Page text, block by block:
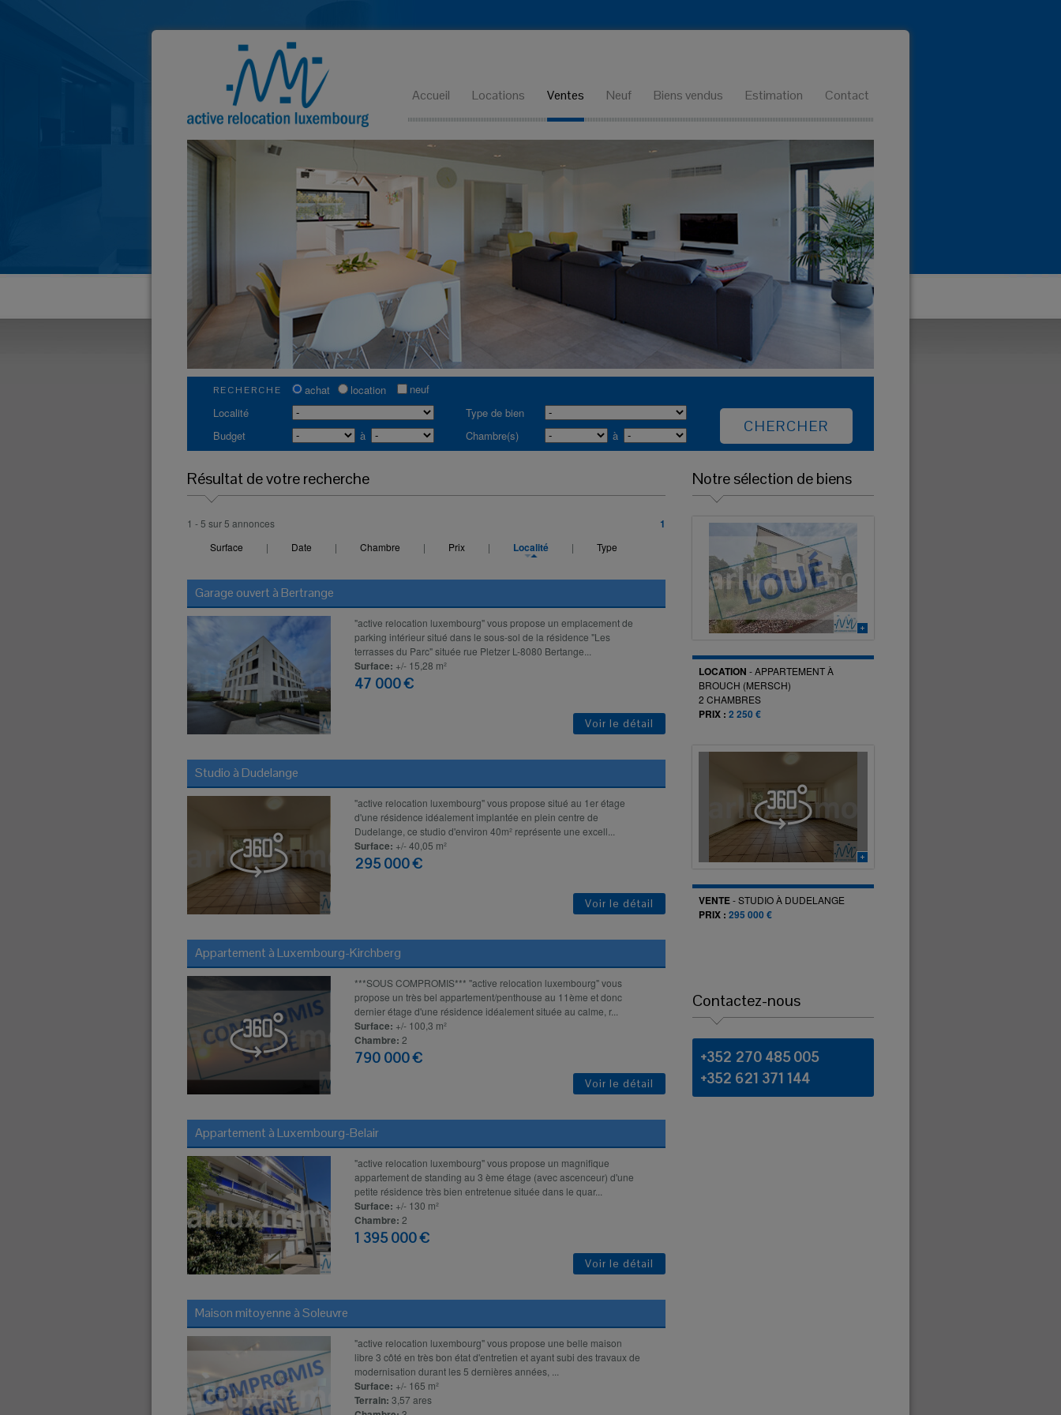
Accueil Locations Ventes Neuf Biens vendus Estimation Contact
RECHERCHE achat location
neuf
Localité
Type de bien
Budget
à Chambre(s) à
Résultat de votre recherche
1 - 5 sur 5 annonces 1
Surface | Date | Chambre | Prix | Localité | Type
Garage ouvert àBertrange
"active relocation luxembourg" vous propose un emplacement de
parking intérieur situé dans le sous-sol de la résidence "Les
terrasses du Parc" située rue Pletzer L-8080 Bertange...
Surface: +/- 15,28 m²
47 000 €
Voir le détail
Studio àDudelange
''active relocation luxembourg" vous propose situé au 1er étage
d'une résidence idéalement implantée en plein centre de
Dudelange, ce studio d'environ 40m² représente une excell...
Surface: +/- 40,05 m²
295 000 €
Voir le détail
Appartement àLuxembourg-Kirchberg
***SOUS COMPROMIS*** ''active relocation luxembourg" vous
propose un très bel appartement/penthouse au 11ème et donc
dernier étage d'une résidence idéalement située au calme, r...
Surface: +/- 100,3 m²
Chambre: 2
790 000 €
Voir le détail
Appartement àLuxembourg-Belair
"active relocation luxembourg" vous propose un magnifique
appartement de standing au 3 ème étage (avec ascenceur) d'une
petite résidence très bien entretenue située dans le quar...
Surface: +/- 130 m²
Chambre: 2
1 395 000 €
Voir le détail
Maison mitoyenne àSoleuvre
"active relocation luxembourg" vous propose une belle maison
libre 3 côté en très bon état d'entretien et ayant subi des travaux de
modernisation durant les 5 dernières années, ...
Surface: +/- 165 m²
Terrain: 3,57 ares
Notre sélection de biens
LOCATION -APPARTEMENTÀ
BROUCH (MERSCH)
2 CHAMBRES
PRIX : 2 250 €
VENTE-STUDIOÀ DUDELANGE
PRIX : 295 000 €
Contactez-nous
+352 270 485 005
+352 621 371 144